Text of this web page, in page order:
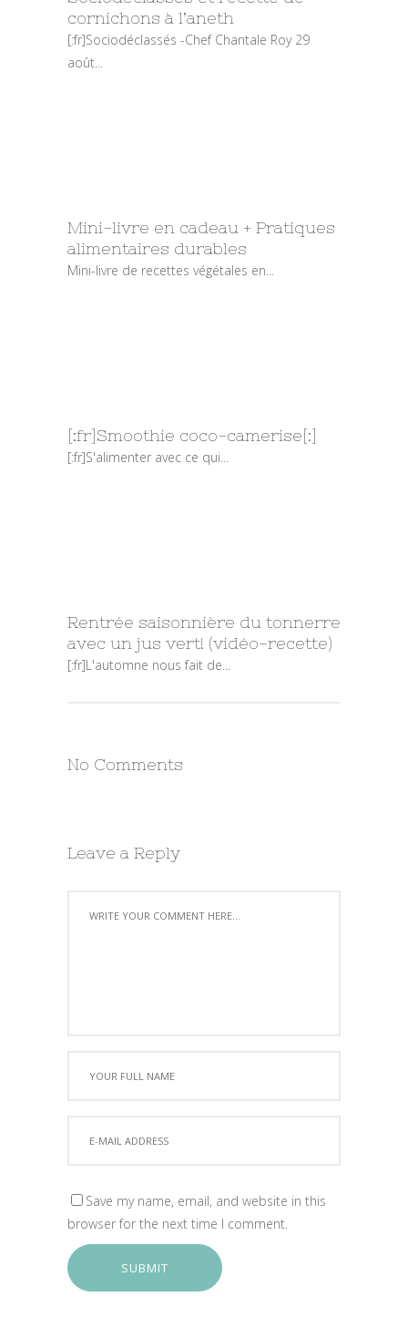
cornichons à l’aneth
[:fr]Sociodéclassés -Chef Chantale Roy 29
août...
Mini-livre en cadeau + Pratiques
alimentaires durables
Mini-livre de recettes végétales en...
[:fr]Smoothie coco-camerise[:]
[:fr]S'alimenter avec ce qui...
Rentrée saisonnière du tonnerre
avec un jus vert! (vidéo-recette)
[:fr]L'automne nous fait de...
No Comments
Leave a Reply
Save my name, email, and website in this
browser for the next time I comment.
SUBMIT